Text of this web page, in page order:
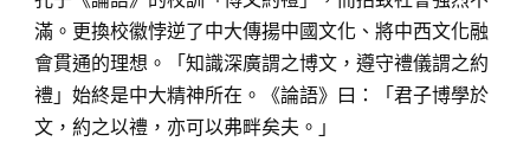
滿。更換校徽悖逆了中大傳揚中國文化、將中西文化融
會貫通的理想。「知識深廣謂之博文，遵守禮儀謂之約
禮」始終是中大精神所在。《論語》曰：「君子博學於
文，約之以禮，亦可以弗畔矣夫。」